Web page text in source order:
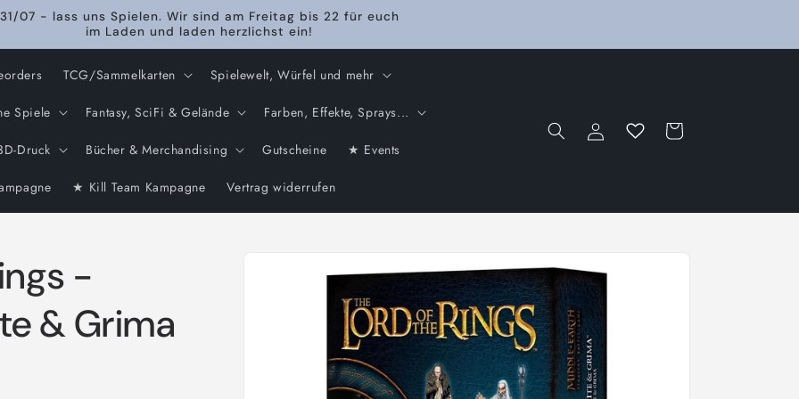
31/07 - lass uns Spielen. Wir sind am Freitag bis 22 für euch
im Laden und laden herzlichst ein!
TCG/Sammelkarten Spielewelt, Würfel und mehr
Spiele Fantasy, SciFi & Gelände Farben, Effekte, Sprays...
Druck Bücher & Merchandising Gutscheine ★ Events
★ Kill Team Kampagne Vertrag widerrufen
Einloggen Warenkorb
Produktinformationen
-
& Grima